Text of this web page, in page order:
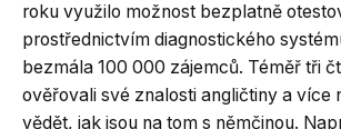
roku využilo možnost bezplatně
prostřednictvím diagnostického
bezmála 100 000 zájemců. Téměř tři
ověřovali své znalosti angličtiny a více
vědět, jak jsou na tom s němčinou.